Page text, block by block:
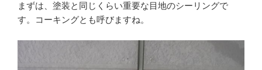
まずは、塗装と同じくらい重要な目地のシーリングで
す。コーキングとも呼びますね。